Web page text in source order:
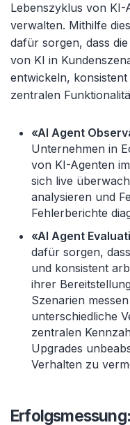
Lebenszyklus von KI-
verwalten. Mithilfe
dafür sorgen, dass
von KI in
entwickeln,
zentralen
«AI Agent
Unternehmen in
von KI-Agenten
sich live
analysieren und
Fehlerberichte
«AI Agent
dafür sorgen,
und konsistent
ihrer
Szenarien
unterschiedliche
zentralen
Upgrades
Verhalten zu